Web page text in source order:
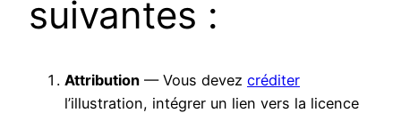
suivantes :
Attribution — Vous devez créditer
l’illustration, intégrer un lien vers la licence